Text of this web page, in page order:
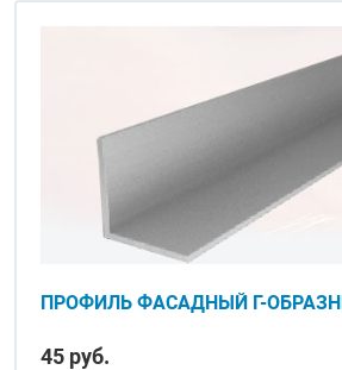
ПРОФИЛЬ ФАСАДНЫЙ Г-
45 руб.